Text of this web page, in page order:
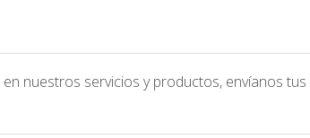
nuestros servicios y productos, envíanos